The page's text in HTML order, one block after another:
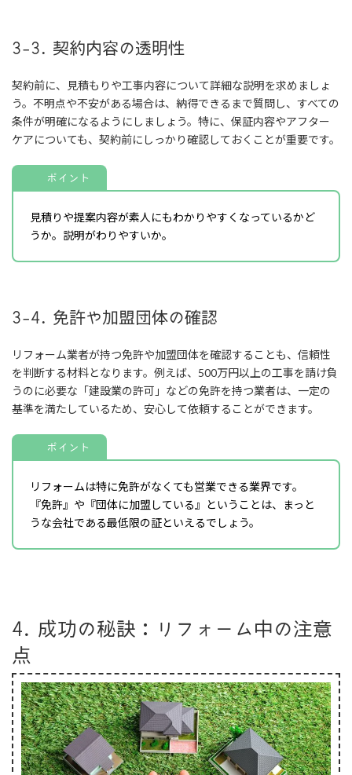
3-3. 契約内容の透明性
契約前に、見積もりや工事内容について詳細な説明を求めましょ
う。不明点や不安がある場合は、納得できるまで質問し、すべての
条件が明確になるようにしましょう。特に、保証内容やアフター
ケアについても、契約前にしっかり確認しておくことが重要です。
ポイント
見積りや提案内容が素人にもわかりやすくなっているかど
うか。説明がわりやすいか。
3-4. 免許や加盟団体の確認
リフォーム業者が持つ免許や加盟団体を確認することも、信頼性
を判断する材料となります。例えば、500万円以上の工事を請け負
うのに必要な「建設業の許可」などの免許を持つ業者は、一定の
基準を満たしているため、安心して依頼することができます。
ポイント
リフォームは特に免許がなくても営業できる業界です。
『免許』や『団体に加盟している』ということは、まっと
うな会社である最低限の証といえるでしょう。
4. 成功の秘訣：リフォーム中の注意
点